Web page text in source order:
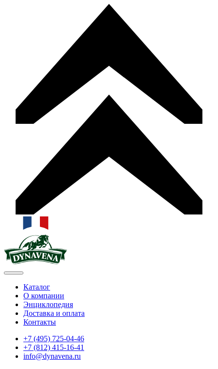
Каталог
О компании
Энциклопедия
Доставка и оплата
Контакты
+7 (495) 725-04-46
+7 (812) 415-16-41
info@dynavena.ru